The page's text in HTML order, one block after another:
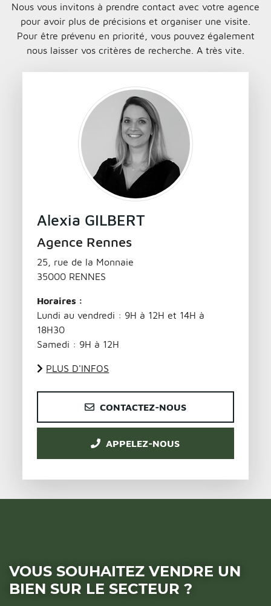
Nous vous invitons à prendre contact avec votre agence
pour avoir plus de précisions et organiser une visite.
Pour être prévenu en priorité, vous pouvez également
nous laisser vos critères de recherche. A très vite.
Alexia GILBERT
Agence Rennes
25, rue de la Monnaie
35000 RENNES
Horaires :
Lundi au vendredi : 9H à 12H et 14H à
18H30
Samedi : 9H à 12H
PLUS D'INFOS
CONTACTEZ-NOUS
APPELEZ-NOUS
VOUS SOUHAITEZ VENDRE UN
BIEN SUR LE SECTEUR ?